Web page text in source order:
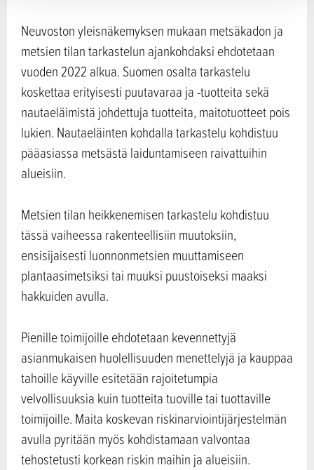
Neuvoston yleisnäkemyksen mukaan metsäkadon ja
metsien tilan tarkastelun ajankohdaksi ehdotetaan
vuoden 2022 alkua. Suomen osalta tarkastelu
koskettaa erityisesti puutavaraa ja -tuotteita sekä
nautaeläimistä johdettuja tuotteita, maitotuotteet pois
lukien. Nautaeläinten kohdalla tarkastelu kohdistuu
pääasiassa metsästä laiduntamiseen raivattuihin
alueisiin.
Metsien tilan heikkenemisen tarkastelu kohdistuu
tässä vaiheessa rakenteellisiin muutoksiin,
ensisijaisesti luonnonmetsien muuttamiseen
plantaasimetsiksi tai muuksi puustoiseksi maaksi
hakkuiden avulla.
Pienille toimijoille ehdotetaan kevennettyjä
asianmukaisen huolellisuuden menettelyjä ja kauppaa
tahoille käyville esitetään rajoitetumpia
velvollisuuksia kuin tuotteita tuoville tai tuottaville
toimijoille. Maita koskevan riskinarviointijärjestelmän
avulla pyritään myös kohdistamaan valvontaa
tehostetusti korkean riskin maihin ja alueisiin.